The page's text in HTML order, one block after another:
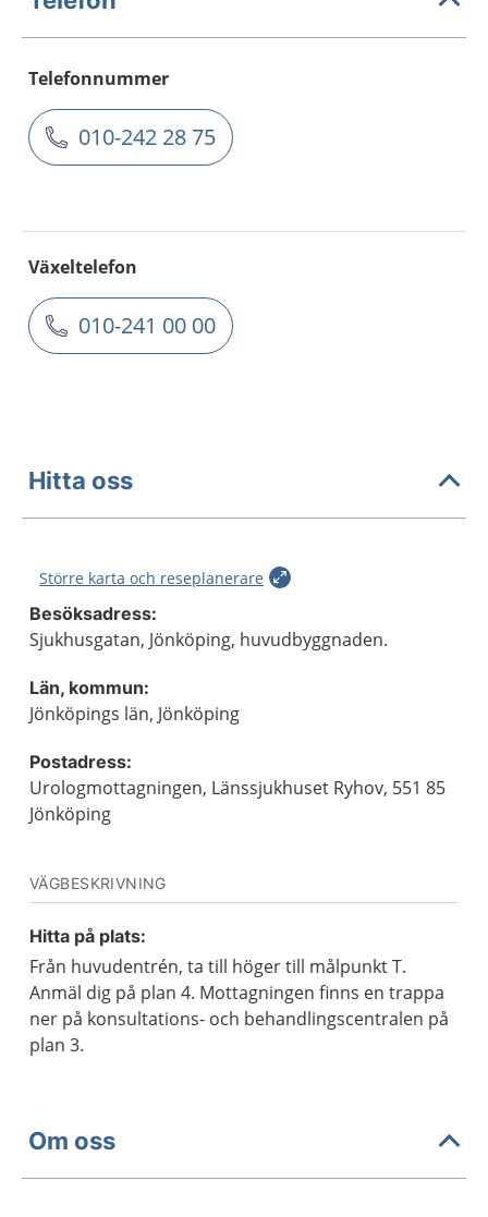
Telefonnummer
010-242 28 75
Växeltelefon
010-241 00 00
Hitta oss
Större karta och reseplanerare
Besöksadress:
Sjukhusgatan, Jönköping, huvudbyggnaden.
Län, kommun:
Jönköpings län, Jönköping
Postadress:
Urologmottagningen, Länssjukhuset Ryhov, 551 85
Jönköping
VÄGBESKRIVNING
Hitta på plats:
Från huvudentrén, ta till höger till målpunkt T.
Anmäl dig på plan 4. Mottagningen finns en trappa
ner på konsultations- och behandlingscentralen på
plan 3.
Om oss